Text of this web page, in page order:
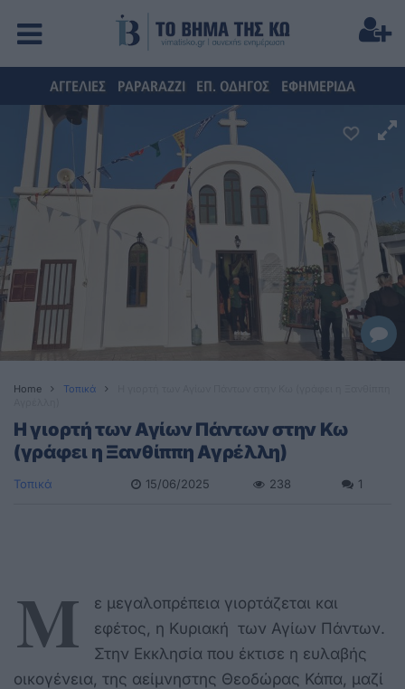
ΑΓΓΕΛΙΕΣ PAPARAZZI ΕΠ. ΟΔΗΓΟΣ ΕΦΗΜΕΡΙΔΑ
Home Τοπικά
H γιορτή των Αγίων Πάντων στην Κω
(γράφει η Ξανθίππη Αγρέλλη)
Τοπικά 15/06/2025 238 1
Μ
ε μεγαλοπρέπεια γιορτάζεται και
εφέτος, η Κυριακή των Αγίων Πάντων.
Στην Εκκλησία που έκτισε η ευλαβής
οικογένεια, της αείμνηστης Θεοδώρας Κάπα, μαζί